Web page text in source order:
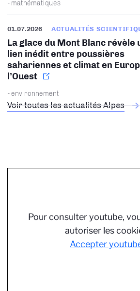
Voir toutes les actualités Alpes
- mathématiques
01.07.2026 ACTUALITÉS
La glace du Mont Blanc révèle
lien inédit entre poussières
sahariennes et climat en
l’Ouest
- environnement
Pour consulter youtube,
autoriser les
Accepter